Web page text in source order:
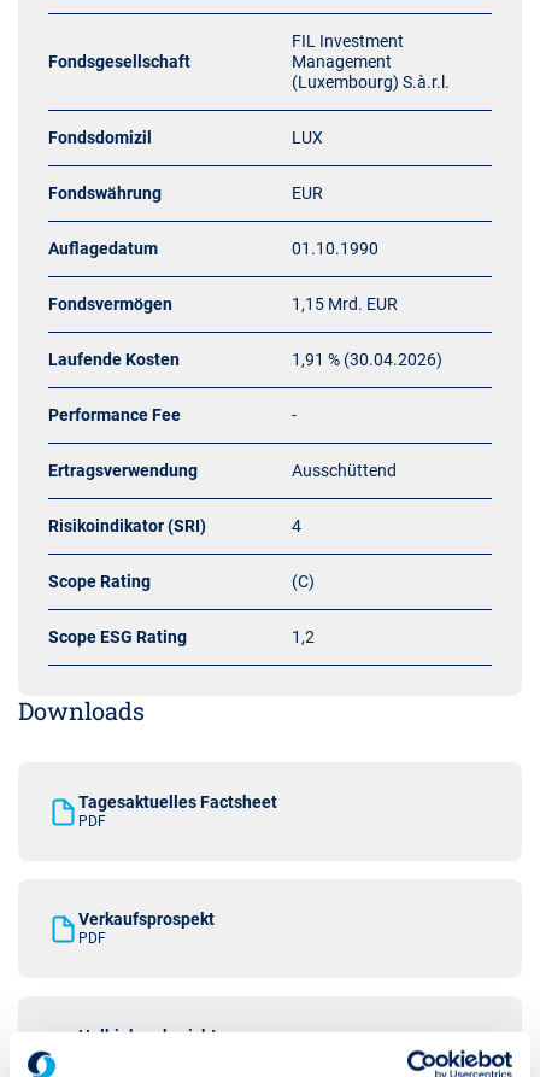
Fondsgesellschaft
FIL Investment
Management
(Luxembourg) S.à.r.l.
Fondsdomizil LUX
Fondswährung EUR
Auflagedatum 01.10.1990
Fondsvermögen 1,15 Mrd. EUR
Laufende Kosten 1,91 % (30.04.2026)
Performance Fee -
Ertragsverwendung Ausschüttend
Risikoindikator (SRI) 4
Scope Rating (C)
Scope ESG Rating 1,2
Downloads
Tagesaktuelles Factsheet
PDF
Verkaufsprospekt
PDF
Halbjahresbericht